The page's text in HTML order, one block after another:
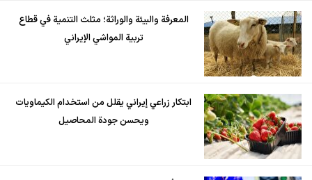
المعرفة والبيئة والوراثة؛ مثلث التنمية في قطاع
تربية المواشي الإيراني
ابتكار زراعي إيراني يقلل من استخدام الكيماويات
ويحسن جودة المحاصيل